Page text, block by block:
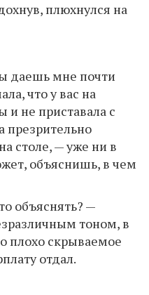
плюхнулся на
даешь мне почти
что у вас на
не приставала с
презрительно
столе, — уже ни в
объяснишь, в чем
объяснять? —
тоном, в
плохо скрываемое
отдал.